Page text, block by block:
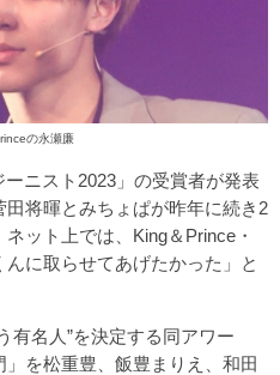
の永瀬廉
ニスト2023」の受賞者が発表
将暉とみちょぱが昨年に続き2
ット上では、King＆Prince・
に取らせてあげたかった」と
有名人”を決定する同アワー
を松重豊、飯豊まりえ、和田